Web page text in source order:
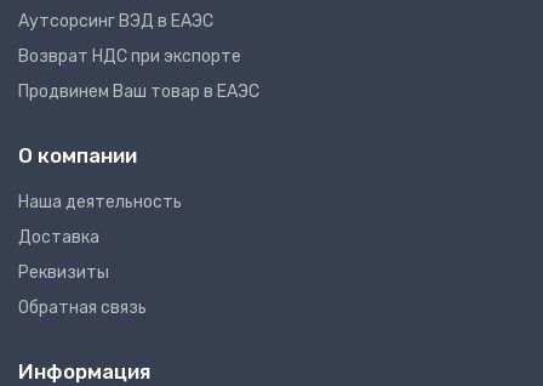
Аутсорсинг ВЭД в ЕАЭС
Возврат НДС при экспорте
Продвинем Ваш товар в ЕАЭС
О компании
Наша деятельность
Доставка
Реквизиты
Обратная связь
Информация